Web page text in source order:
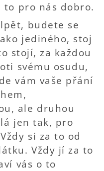
to pro nás dobro.
budete se
jediného, stoj
stojí, za každou
svému osudu,
vám vaše přání
ale druhou
jen tak, pro
si za to od
Vždy jí za to
vás o to